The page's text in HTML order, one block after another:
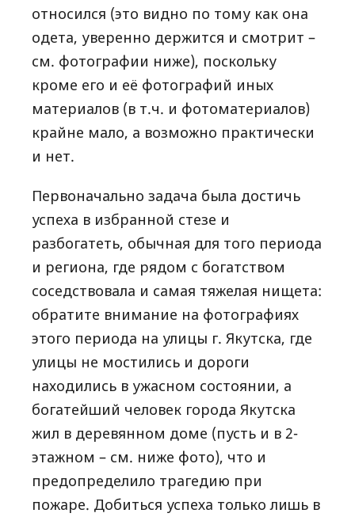
относился (это видно по тому как она
одета, уверенно держится и смотрит –
см. фотографии ниже), поскольку
кроме его и её фотографий иных
материалов (в т.ч. и фотоматериалов)
крайне мало, а возможно практически
и нет.
Первоначально задача была достичь
успеха в избранной стезе и
разбогатеть, обычная для того периода
и региона, где рядом с богатством
соседствовала и самая тяжелая нищета:
обратите внимание на фотографиях
этого периода на улицы г. Якутска, где
улицы не мостились и дороги
находились в ужасном состоянии, а
богатейший человек города Якутска
жил в деревянном доме (пусть и в 2-
этажном – см. ниже фото), что и
предопределило трагедию при
пожаре. Добиться успеха только лишь в